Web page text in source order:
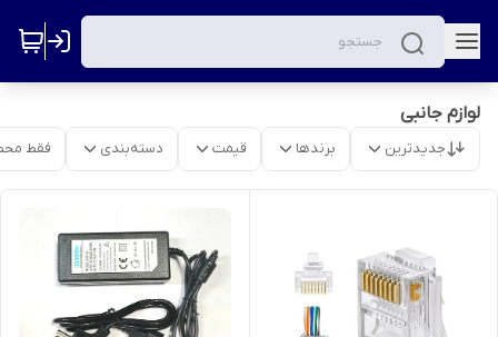
لوازم جانبی
جدیدترین برندها قیمت دسته‌بندی فقط